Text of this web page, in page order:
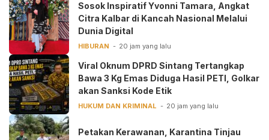
‎Sosok Inspiratif Yvonni Tamara, Angkat
Citra Kalbar di Kancah Nasional Melalui
Dunia Digital ‎
HIBURAN 20 jam yang lalu
Viral Oknum DPRD Sintang Tertangkap
Bawa 3 Kg Emas Diduga Hasil PETI, Golkar
akan Sanksi Kode Etik
HUKUM DAN KRIMINAL 20 jam yang lalu
Petakan Kerawanan, Karantina Tinjau